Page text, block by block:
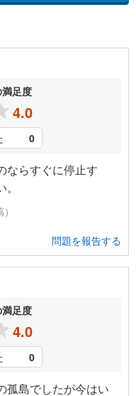
足度
4.0
0
ならすぐに停止す
問題を報告する
足度
4.0
0
孤島でしたが今はい